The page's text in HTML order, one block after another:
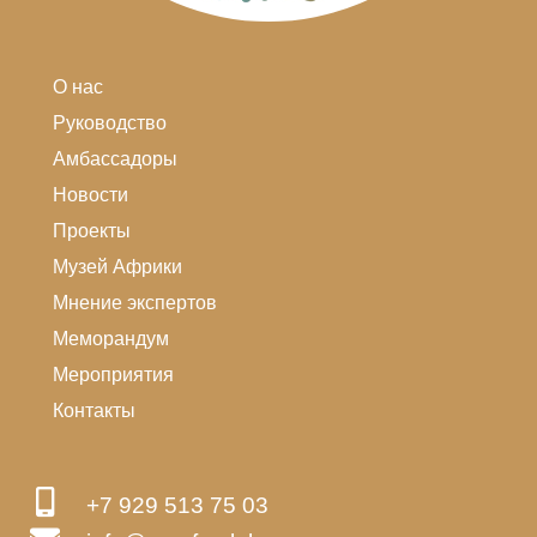
О нас
Руководство
Амбассадоры
Новости
Проекты
Музей Африки
Мнение экспертов
Меморандум
Мероприятия
Контакты
+7 929 513 75 03